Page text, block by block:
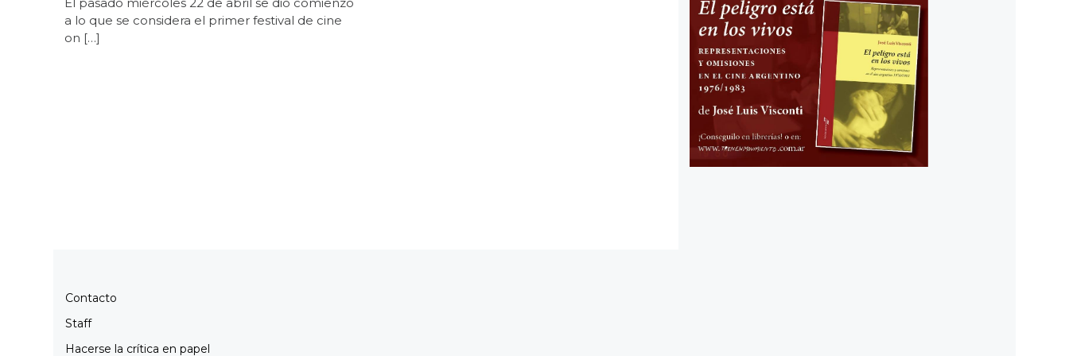
El pasado miércoles 22 de abril se dio comienzo
a lo que se considera el primer festival de cine
on […]
Contacto
Staff
Hacerse la crítica en papel